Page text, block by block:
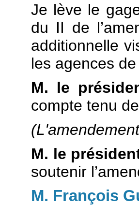
Je lève le
du II de
additionnelle
les agences de
M. le
compte tenu
M. le
soutenir
M. François